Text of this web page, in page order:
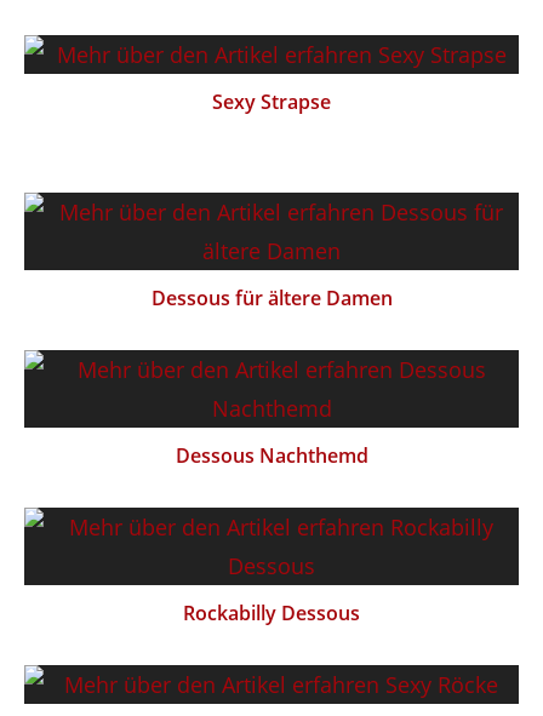
Sexy Strapse
Dessous für ältere Damen
Dessous Nachthemd
Rockabilly Dessous